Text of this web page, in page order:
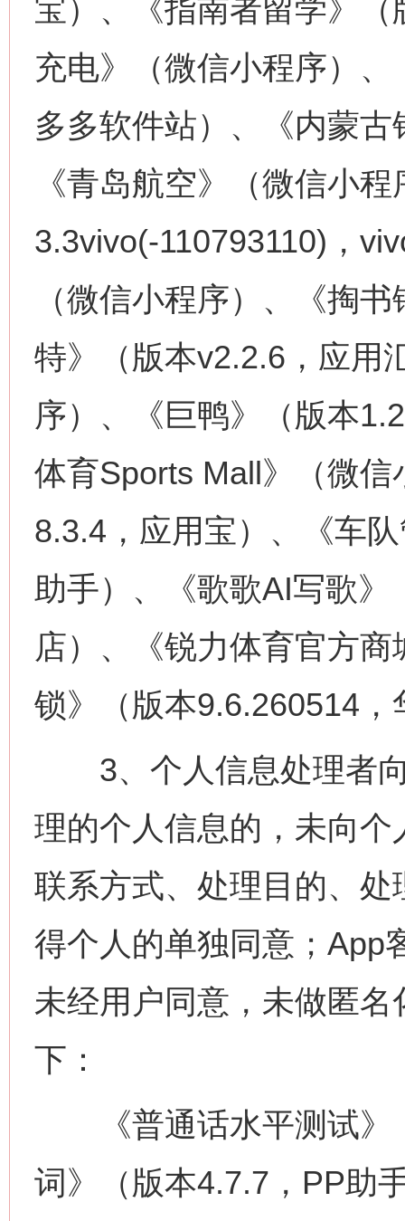
宝）、《指南者留学》
充电》（微信小程序）
多多软件站）、《内蒙
《青岛航空》（微信小
3.3vivo(-110793110)，
（微信小程序）、《掏
特》（版本v2.2.6，应用
序）、《巨鸭》（版本
体育Sports Mall》（微
8.3.4，应用宝）、《车
助手）、《歌歌AI写歌
店）、《锐力体育官方
锁》（版本9.6.260514
3、个人信息处理者向
理的个人信息的，未向
联系方式、处理目的、
得个人的单独同意；App
未经用户同意，未做匿
下：
《普通话水平测试》
词》（版本4.7.7，PP助